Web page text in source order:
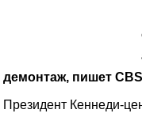
демонтаж, пишет
Президент Кеннеди-